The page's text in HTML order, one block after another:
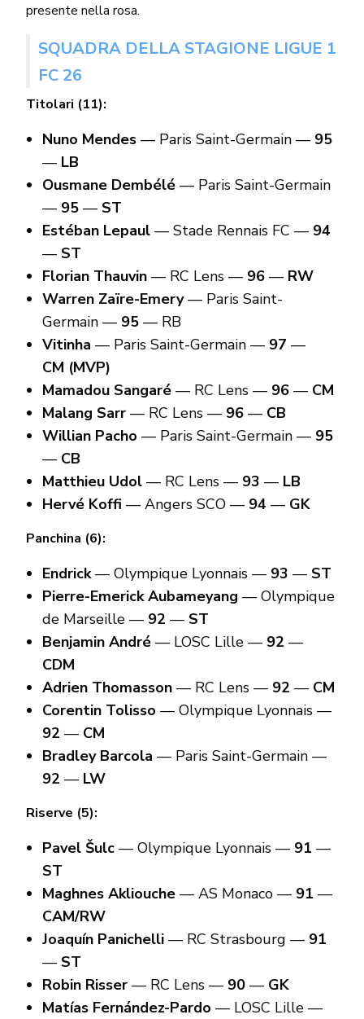
presente nella rosa.
SQUADRA DELLA STAGIONE LIGUE 1
FC 26
Titolari (11):
Nuno Mendes— Paris Saint-Germain — 95
— LB
Ousmane Dembélé— Paris Saint-Germain
— 95— ST
Estéban Lepaul— Stade Rennais FC — 94
— ST
Florian Thauvin— RC Lens — 96— RW
Warren Zaïre-Emery— Paris Saint-
Germain — 95— RB
Vitinha — Paris Saint-Germain — 97 —
CM (MVP)
Mamadou Sangaré— RC Lens — 96— CM
Malang Sarr— RC Lens — 96— CB
Willian Pacho — Paris Saint-Germain — 95
— CB
Matthieu Udol— RC Lens — 93 — LB
Hervé Koffi — Angers SCO — 94 — GK
Panchina (6):
Endrick— Olympique Lyonnais — 93 — ST
Pierre-Emerick Aubameyang — Olympique
de Marseille — 92 — ST
Benjamin André— LOSC Lille — 92 —
CDM
Adrien Thomasson— RC Lens — 92 — CM
Corentin Tolisso — Olympique Lyonnais —
92 — CM
Bradley Barcola — Paris Saint-Germain —
92 — LW
Riserve (5):
Pavel Šulc— Olympique Lyonnais — 91 —
ST
Maghnes Akliouche— AS Monaco — 91 —
CAM/RW
Joaquín Panichelli— RC Strasbourg — 91
— ST
Robin Risser— RC Lens — 90— GK
Matías Fernández-Pardo — LOSC Lille —